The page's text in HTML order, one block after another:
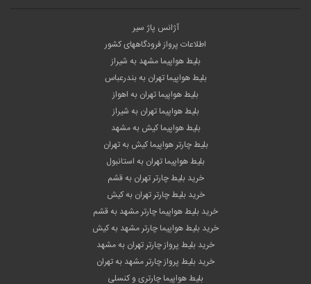
آژانس پاژ سیر
اطلاعات پرواز فرودگاههای کشور
بلیط هواپیما مشهد به شیراز
بلیط هواپیما تهران به بندرعباس
بلیط هواپیما تهران به اهواز
بلیط هواپیما تهران به شیراز
بلیط هواپیما کیش به مشهد
بلیط چارتر هواپیما کیش به تهران
بلیط هواپیما تهران به استانبول
خرید بلیط چارتر تهران به قشم
خرید بلیط چارتر تهران به کیش
خرید بلیط هواپیما چارتر مشهد به قشم
خرید بلیط هواپیما چارتر مشهد به کیش
خرید بلیط پرواز چارتر تهران به مشهد
خرید بلیط پرواز چارتر مشهد به تهران
بلیط هواپیما چارتری و کنسلی